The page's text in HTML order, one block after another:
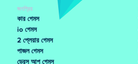
জনপ্রিয়
কার গেমস
io গেমস
2 প্লেয়ার গেমস
পাজল গেমস
ড্রেস আপ গেমস